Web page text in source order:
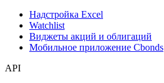
Надстройка Excel
Watchlist
Виджеты акций и облигаций
Мобильное приложение Cbonds
API